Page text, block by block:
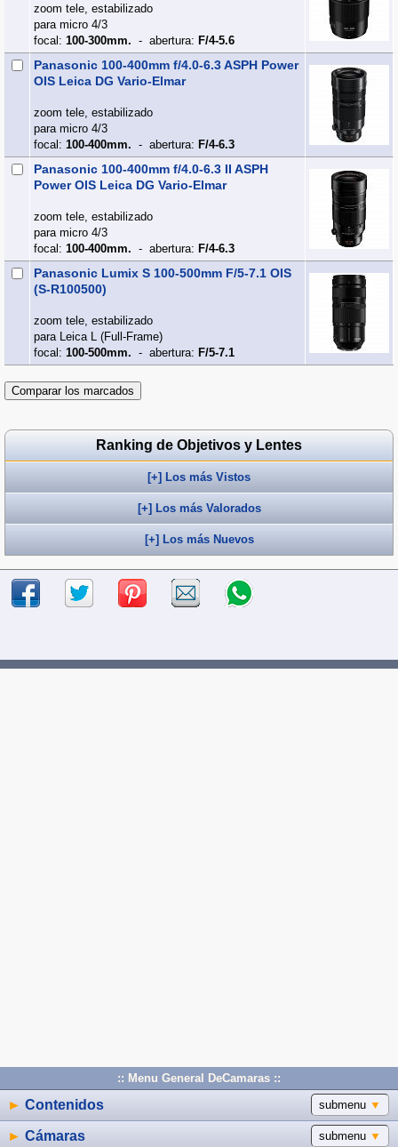
zoom tele, estabilizado
para micro 4/3
focal: 100-300mm. - abertura: F/4-5.6
Panasonic 100-400mm f/4.0-6.3 ASPH Power
OIS Leica DG Vario-Elmar
zoom tele, estabilizado
para micro 4/3
focal: 100-400mm. - abertura: F/4-6.3
Panasonic 100-400mm f/4.0-6.3 II ASPH
Power OIS Leica DG Vario-Elmar
zoom tele, estabilizado
para micro 4/3
focal: 100-400mm. - abertura: F/4-6.3
Panasonic Lumix S 100-500mm F/5-7.1 OIS
(S-R100500)
zoom tele, estabilizado
para Leica L (Full‑Frame)
focal: 100-500mm. - abertura: F/5-7.1
Ranking de Objetivos y Lentes
[+] Los más Vistos
[+] Los más Valorados
[+] Los más Nuevos
:: Menu General DeCamaras ::
submenu ▼
► Contenidos
submenu ▼
► Cámaras